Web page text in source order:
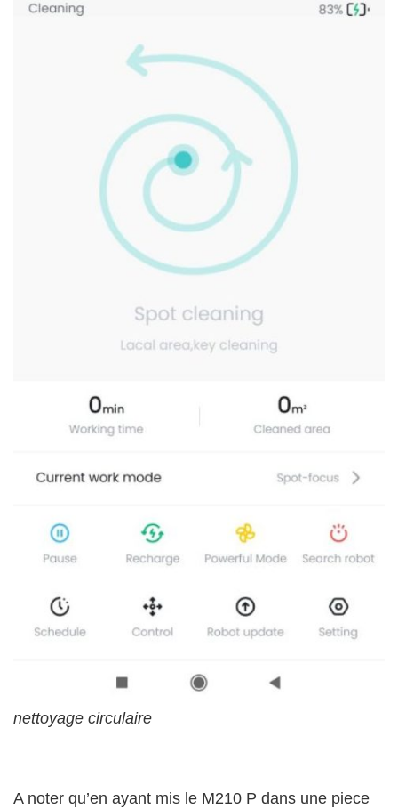
nettoyage circulaire
A noter qu’en ayant mis le M210 P dans une piece